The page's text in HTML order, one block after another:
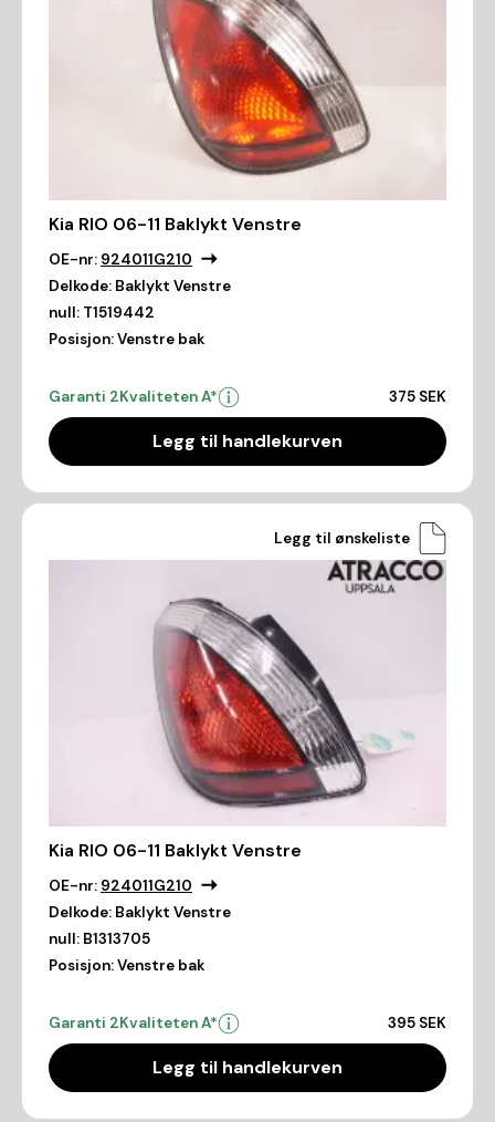
Kia RIO 06-11 Baklykt Venstre
OE-nr: 924011G210
Delkode: Baklykt Venstre
null: T1519442
Posisjon:Venstre bak
Garanti 2Kvaliteten A* 375 SEK
Legg til handlekurven
Legg til ønskeliste
Kia RIO 06-11 Baklykt Venstre
OE-nr: 924011G210
Delkode: Baklykt Venstre
null: B1313705
Posisjon:Venstre bak
Garanti 2Kvaliteten A* 395 SEK
Legg til handlekurven